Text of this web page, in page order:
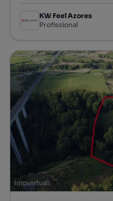
KW Feel Azores
Profissional